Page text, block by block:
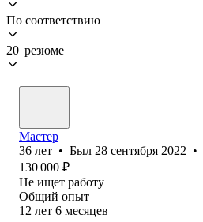
По соответствию
20 резюме
Мастер
36 лет • Был 28 сентября 2022 •
130 000 ₽
Не ищет работу
Общий опыт
12 лет 6 месяцев